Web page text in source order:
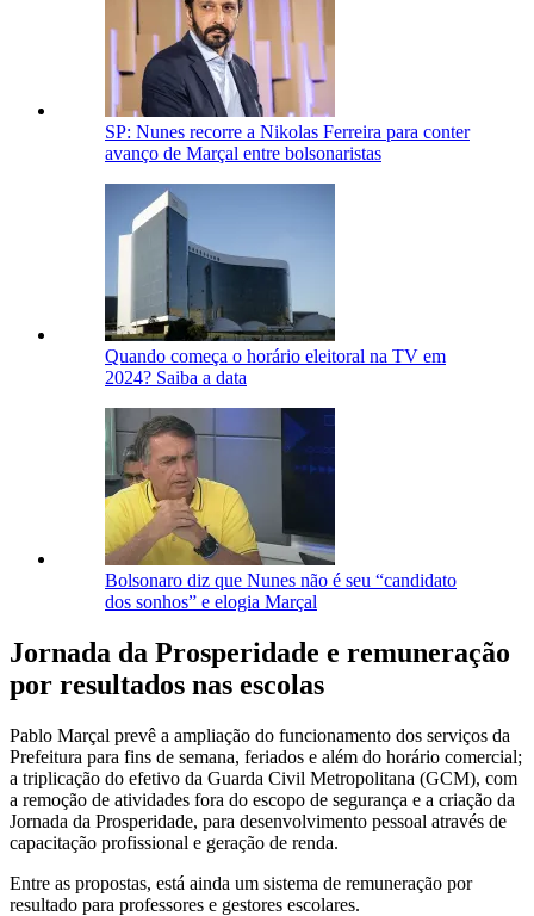
SP: Nunes recorre a Nikolas Ferreira para conter
avanço de Marçal entre bolsonaristas
Quando começa o horário eleitoral na TV em
2024? Saiba a data
Bolsonaro diz que Nunes não é seu “candidato
dos sonhos” e elogia Marçal
Jornada da Prosperidade e remuneração
por resultados nas escolas
Pablo Marçal prevê a ampliação do funcionamento dos serviços da
Prefeitura para fins de semana, feriados e além do horário comercial;
a triplicação do efetivo da Guarda Civil Metropolitana (GCM), com
a remoção de atividades fora do escopo de segurança e a criação da
Jornada da Prosperidade, para desenvolvimento pessoal através de
capacitação profissional e geração de renda.
Entre as propostas, está ainda um sistema de remuneração por
resultado para professores e gestores escolares.